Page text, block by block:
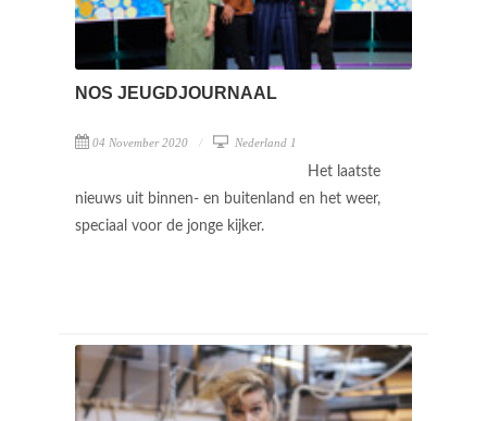
NOS JEUGDJOURNAAL
04 November 2020 Nederland 1
Het laatste
nieuws uit binnen- en buitenland en het weer,
speciaal voor de jonge kijker.